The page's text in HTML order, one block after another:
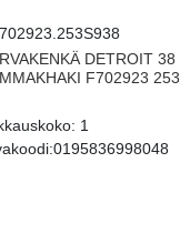
DETROIT 38
F702923 253
1
0195836998048